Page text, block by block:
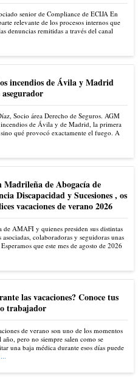
senior de Compliance de ECIJA En
relevante de los procesos internos que
denuncias remitidas a través del canal
incendios de Ávila y Madrid
Socio área Derecho de Seguros. AGM
de Ávila y de Madrid, la primera
qué provocó exactamente el fuego. A
Madrileña de Abogacía de
Discapacidad y Sucesiones , os
vacaciones de verano 2026
de AMAFI y quienes presiden sus distintas
asociadas, colaboradoras y seguidoras unas
que este mes de agosto de 2026
las vacaciones? Conoce tus
trabajador
de verano son uno de los momentos
año, pero no siempre salen como se
una baja médica durante esos días puede